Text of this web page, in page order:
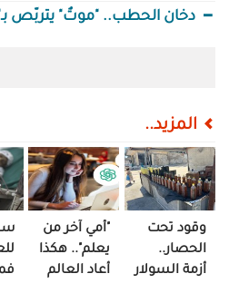
دخان الحطب.. "موتٌ" يتربّص
المزيد..
وقود تحت
الحصار..
أزمة السولار
"أمي آخر من
يعلم".. هكذا
أعاد العالم